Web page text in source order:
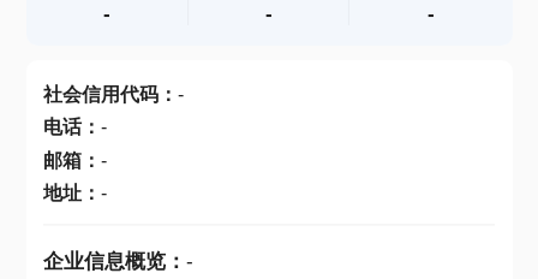
查产地
- - -
社会信用代码： -
电话： -
邮箱： -
地址： -
企业信息概览： -